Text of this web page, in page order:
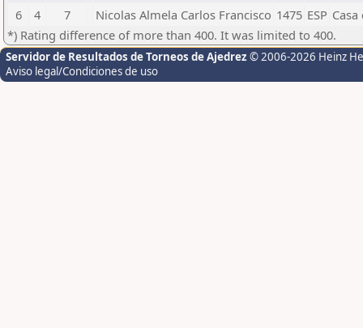
6
4 7 Nicolas Almela Carlos Francisco 1475 ESP
*) Rating difference of more than 400. It was limited to 400.
Servidor de Resultados de Torneos de Ajedrez © 2006-2026 Heinz
Aviso legal/Condiciones de uso